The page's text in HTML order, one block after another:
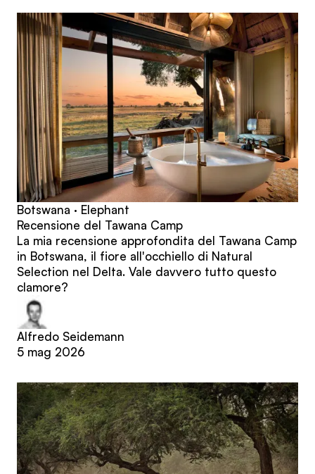
articoli
Botswana · Elephant
Recensione del Tawana Camp
La mia recensione approfondita del Tawana Camp
in Botswana, il fiore all'occhiello di Natural
Selection nel Delta. Vale davvero tutto questo
clamore?
Alfredo Seidemann
5 mag 2026